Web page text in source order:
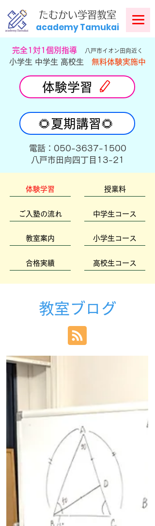
​たむかい学習教室
academy Tamukai
​完全1対1個別指導 八戸市イオン田向近く
小学生 中学生 高校生 無料体験実施中
体験学習
🌻夏期講習🌻
​電話：050-3637-1500
​八戸市田向四丁目13-21
体験学習
ご入塾の流れ
教室案内
合格実績
授業料
中学生コース
小学生コース
高校生コース
教室ブログ